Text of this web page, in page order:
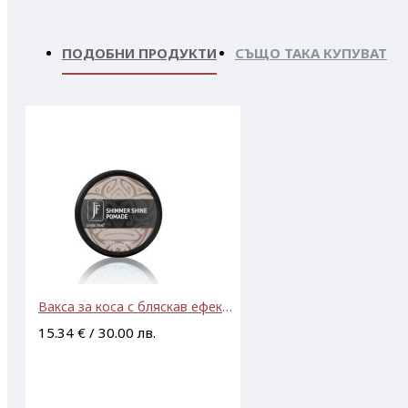
ПОДОБНИ ПРОДУКТИ СЪЩО ТАКА КУПУВАТ
Вакса за коса с бляскав ефект Jungle Fever Shimmer Shine Pomade 100ml
15.34 € / 30.00 лв.